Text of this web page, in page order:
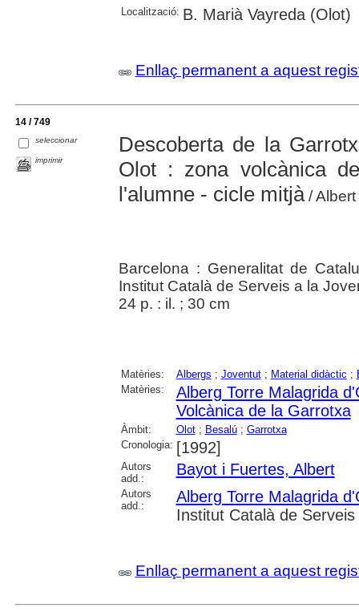
Localització: B. Marià Vayreda (Olot)
Enllaç permanent a aquest
14 / 749
seleccionar
imprimir
Descoberta de la
Olot : zona volcànica
l'alumne - cicle mitjà/ Albert
Barcelona : Generalitat de
Institut Català de Serveis a la
24 p. : il. ; 30 cm
Matèries: Albergs ; Joventut; Material didàctic ;
Matèries:
Alberg Torre Malagrida
Volcànica de la Garrotxa
Àmbit: Olot; Besalú; Garrotxa
Cronologia: [1992]
Autors
add.:
Bayot i Fuertes, Albert
Autors
add.:
Alberg Torre Malagrida
Institut Català de
Enllaç permanent a aquest